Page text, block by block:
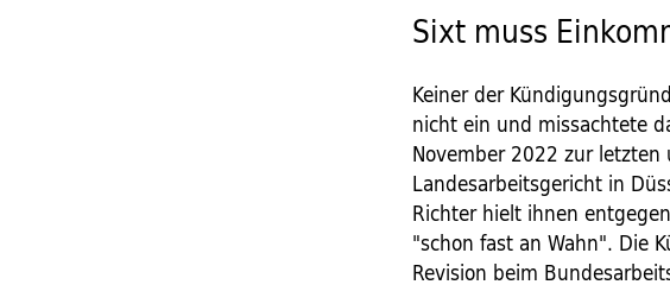
Sixt muss
Keiner der
nicht ein und missachtete
November 2022 zur
Landesarbeitsgericht in
Richter hielt ihnen
"schon fast an Wahn". Die
Revision beim